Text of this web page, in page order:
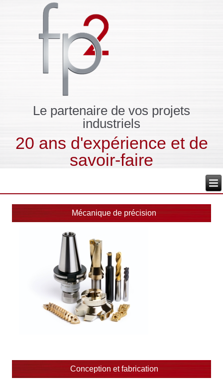
Le partenaire de vos projets
industriels
20 ans d'expérience et de
savoir-faire
Mécanique de précision
Conception et fabrication